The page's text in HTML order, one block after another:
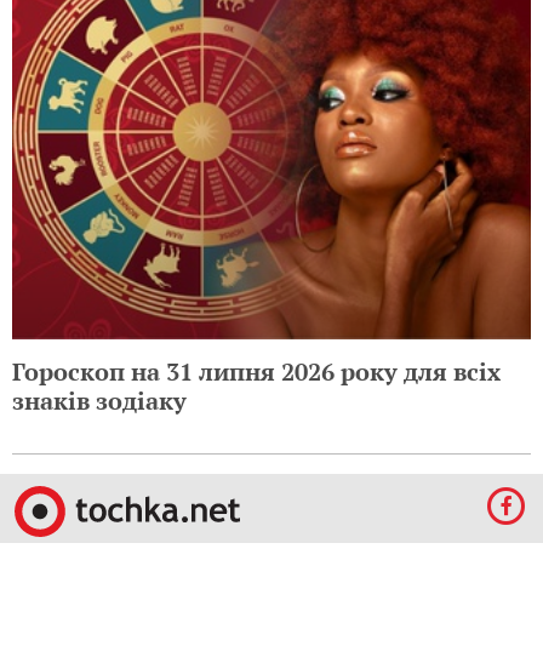
Гороскоп на 31 липня 2026 року для всіх
знаків зодіаку